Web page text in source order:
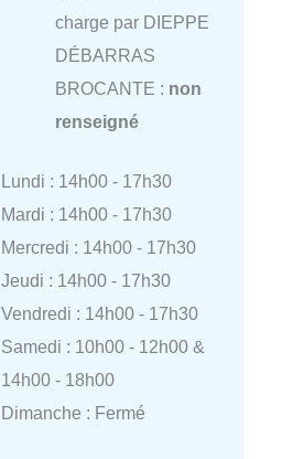
charge par DIEPPE
DÉBARRAS
BROCANTE : non
renseigné
Lundi : 14h00 - 17h30
Mardi : 14h00 - 17h30
Mercredi : 14h00 - 17h30
Jeudi : 14h00 - 17h30
Vendredi : 14h00 - 17h30
Samedi : 10h00 - 12h00 &
14h00 - 18h00
Dimanche : Fermé